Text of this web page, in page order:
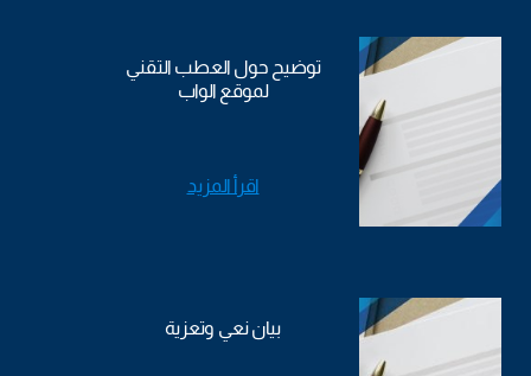
توضيح حول العطب التقني
لموقع الواب
اقرأ المزيد
بيان نعي وتعزية